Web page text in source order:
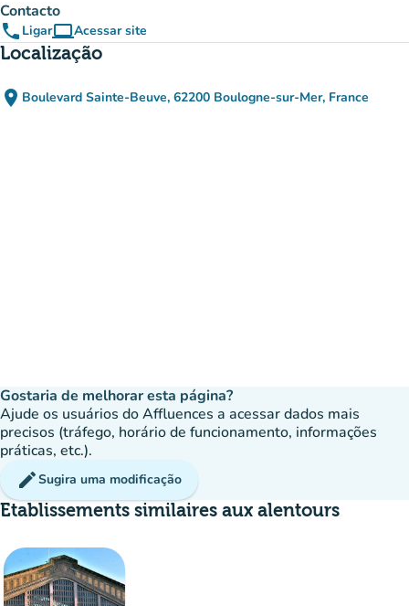
Contacto
phone LigarcomputerAcessar site
(novo separador)
Localização
place Boulevard Sainte-Beuve, 62200 Boulogne-sur-Mer, France
(abrir no Google Maps)
(novo separador)
Gostaria de melhorar esta página?
Ajude os usuários do Affluences a acessar dados mais
precisos (tráfego, horário de funcionamento, informações
práticas, etc.).
editSugira uma modificação
Etablissements similaires aux alentours